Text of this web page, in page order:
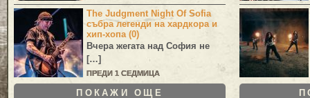
The Judgment Night Of Sofia
събра легенди на хардкора и
хип-хопа (0)
Вчера жегата над София не
[…]
ПРЕДИ 1 СЕДМИЦА
ПОКАЖИ ОЩЕ